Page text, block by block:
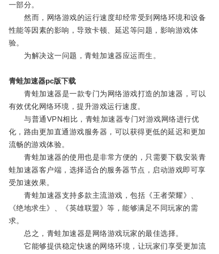
一部分。
然而，网络游戏的运行速度却经常受到网络环境和设备
性能等因素的影响，导致卡顿、延迟等问题，影响游戏体
验。
为解决这一问题，青蛙加速器应运而生。
青蛙加速器pc版下载
青蛙加速器是一款专门为网络游戏打造的加速器，可以
有效优化网络环境，提升游戏运行速度。
与普通VPN相比，青蛙加速器专门对游戏网络进行优
化，路由更加直通游戏服务器，可以获得更低的延迟和更加
流畅的游戏体验。
青蛙加速器的使用也是非常方便的，只需要下载安装青
蛙加速器客户端，选择适合的服务器节点，启动游戏即可享
受加速效果。
青蛙加速器支持多款主流游戏，包括《王者荣耀》、
《绝地求生》、《英雄联盟》等，能够满足不同玩家的需
求。
总之，青蛙加速器是网络游戏玩家的最佳选择。
它能够提供稳定快速的网络环境，让玩家们享受更加流